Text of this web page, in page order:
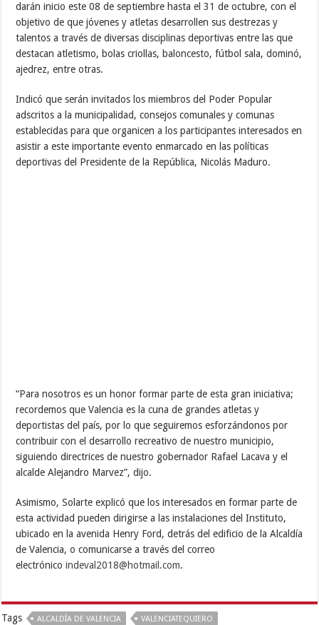
darán inicio este 08 de septiembre hasta el 31 de octubre, con el
objetivo de que jóvenes y atletas desarrollen sus destrezas y
talentos a través de diversas disciplinas deportivas entre las que
destacan atletismo, bolas criollas, baloncesto, fútbol sala, dominó,
ajedrez, entre otras.
Indicó que serán invitados los miembros del Poder Popular
adscritos a la municipalidad, consejos comunales y comunas
establecidas para que organicen a los participantes interesados en
asistir a este importante evento enmarcado en las políticas
deportivas del Presidente de la República, Nicolás Maduro.
“Para nosotros es un honor formar parte de esta gran iniciativa;
recordemos que Valencia es la cuna de grandes atletas y
deportistas del país, por lo que seguiremos esforzándonos por
contribuir con el desarrollo recreativo de nuestro municipio,
siguiendo directrices de nuestro gobernador Rafael Lacava y el
alcalde Alejandro Marvez”, dijo.
Asimismo, Solarte explicó que los interesados en formar parte de
esta actividad pueden dirigirse a las instalaciones del Instituto,
ubicado en la avenida Henry Ford, detrás del edificio de la Alcaldía
de Valencia, o comunicarse a través del correo
electrónicoindeval2018@hotmail.com.
Tags ALCALDÍA DE VALENCIA VALENCIATEQUIERO